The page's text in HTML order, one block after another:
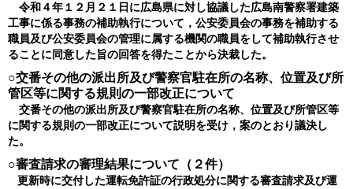
令和４年１２月２１日に広島県に対し協議した広島南警察署建築
工事に係る事務の補助執行について，公安委員会の事務を補助する
職員及び公安委員会の管理に属する機関の職員をして補助執行させ
ることに同意した旨の回答を得たことから決裁した。
○交番その他の派出所及び警察官駐在所の名称、位置及び所
管区等に関する規則の一部改正について
交番その他の派出所及び警察官駐在所の名称、位置及び所管区等
に関する規則の一部改正について説明を受け，案のとおり議決し
た。
○審査請求の審理結果について（２件）
更新時に交付した運転免許証の行政処分に関する審査請求及び運